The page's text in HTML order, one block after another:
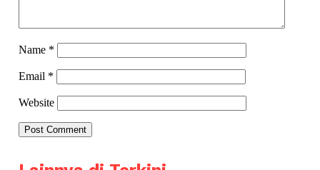
Name *
Email *
Website